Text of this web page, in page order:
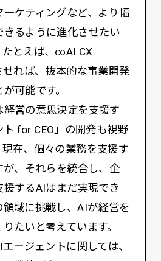
ケティングなど、より幅
きるように進化させたい
たとえば、∞AI CX
れば、抜本的な事業開発
可能です。
経営の意思決定を支援す
ト for CEO」の開発も視野
在、個々の業務を支援す
が、それらを統合し、企
援するAIはまだ実現でき
領域に挑戦し、AIが経営を
たいと考えています。
ージェントに関しては、